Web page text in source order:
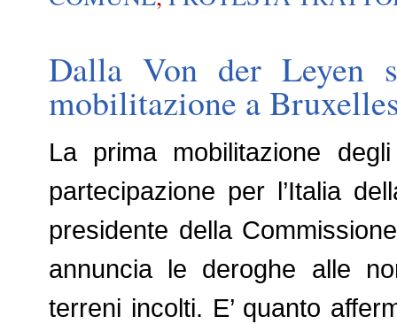
Dalla Von der Leyen
mobilitazione a
La prima mobilitazione
partecipazione per l’Italia
presidente della
annuncia le deroghe alle
terreni incolti. E’ quanto